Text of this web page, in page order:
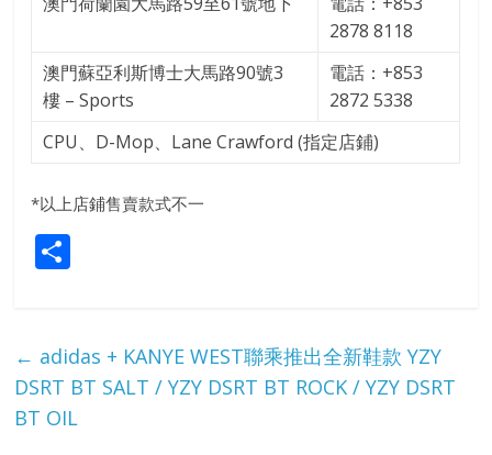
2878 8118
澳門蘇亞利斯博士大馬路90號3
樓 – Sports
電話：+853
2872 5338
CPU、D-Mop、Lane Crawford (指定店鋪)
*以上店鋪售賣款式不一
e
← adidas + KANYE WEST聯乘推出全新鞋款 YZY
DSRT BT SALT / YZY DSRT BT ROCK / YZY DSRT
BT OIL